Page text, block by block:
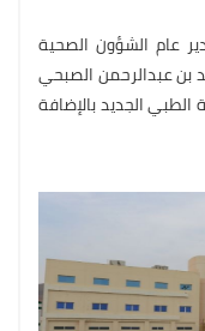
عام الشؤون الصحية
بن عبدالرحمن الصبحي
مقر الهيئة الطبي الجديد بالإضافة